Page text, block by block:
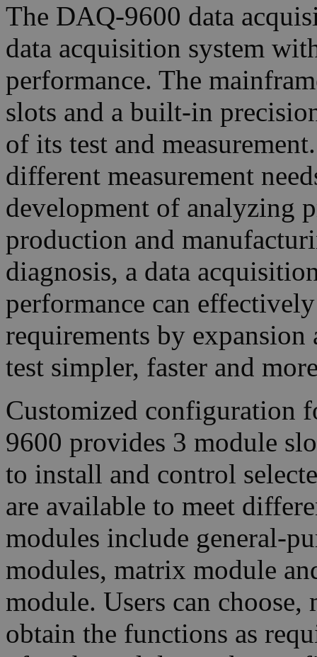
The DAQ-9600 data
data acquisition system
performance. The
slots and a built-in
of its test and
different measurement
development of analyzing
production and
diagnosis, a data
performance can
requirements by
test simpler, faster and
Customized configuration
9600 provides 3 module
to install and control
are available to meet
modules include general-
modules, matrix module
module. Users can
obtain the functions as